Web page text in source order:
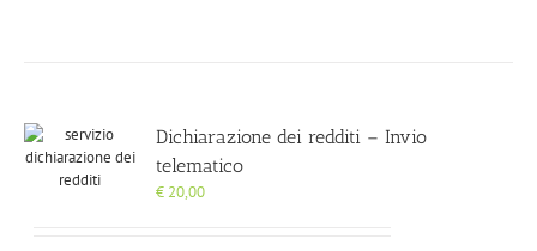
Dichiarazione dei redditi – Invio
telematico
€ 20,00